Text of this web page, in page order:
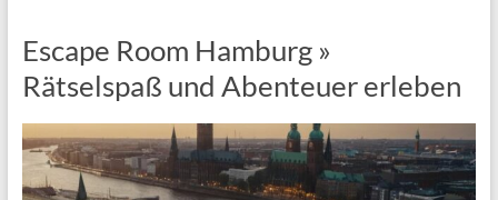
Escape Room Hamburg »
Rätselspaß und Abenteuer erleben